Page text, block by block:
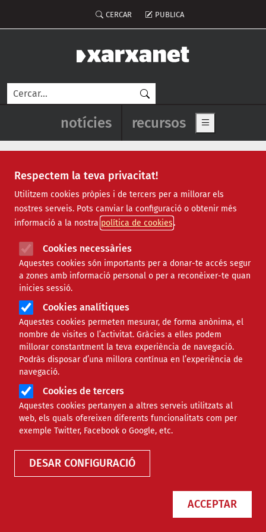
Respectem la teva privacitat!
Utilitzem cookies pròpies i de tercers per a millorar els
nostres serveis. Pots canviar la configuració o obtenir més
informació a la nostra política de cookies
Cookies necessàries
Aquestes cookies són importants per a donar-te accés segur
a zones amb informació personal o per a reconèixer-te quan
inicies sessió.
Cookies analítiques
Aquestes cookies permeten mesurar, de forma anònima, el
nombre de visites o l’activitat. Gràcies a elles podem
millorar constantment la teva experiència de navegació.
Podràs disposar d’una millora contínua en l’experiència de
navegació.
Cookies de tercers
Aquestes cookies pertanyen a altres serveis utilitzats al
web, els quals ofereixen diferents funcionalitats com per
exemple Twitter, Facebook o Google, etc.
DESAR CONFIGURACIÓ
ACCEPTAR
Menú del compte d'usuari
CERCAR PUBLICA
Cerca
Navegació principal de
notícies recursos Show main
llei del tercer sector social
28 de maig: Dia del Tercer Sector
Social a Catalunya
NOTÍCIES COMUNITARI
Barcelona crea la Taula de Diàleg
Civil per reforçar el vincle amb el
tercer sector social
NOTÍCIES JURÍDIC